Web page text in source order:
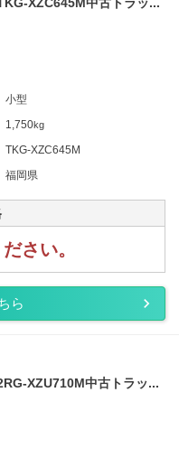
小型
1,750kg
TKG-XZC645M
福岡県
さい。
ら
XZU710M中古トラッ...